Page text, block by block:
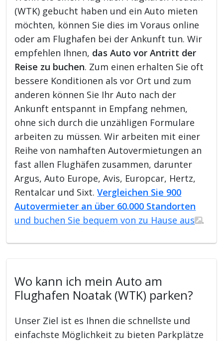
(WTK) gebucht haben und ein Auto mieten
möchten, können Sie dies im Voraus online
oder am Flughafen bei der Ankunft tun. Wir
empfehlen Ihnen, das Auto vor Antritt der
Reise zu buchen. Zum einen erhalten Sie oft
bessere Konditionen als vor Ort und zum
anderen können Sie Ihr Auto nach der
Ankunft entspannt in Empfang nehmen,
ohne sich durch die unzähligen Formulare
arbeiten zu müssen. Wir arbeiten mit einer
Reihe von namhaften Autovermietungen an
fast allen Flughäfen zusammen, darunter
Argus, Auto Europe, Avis, Europcar, Hertz,
Rentalcar und Sixt.Vergleichen Sie 900
Autovermieter an über 60.000 Standorten
und buchen Sie bequem von zu Hause aus
.
Wo kann ich mein Auto am
Flughafen Noatak (WTK) parken?
Unser Ziel ist es Ihnen die schnellste und
einfachste Möglichkeit zu bieten Parkplätze